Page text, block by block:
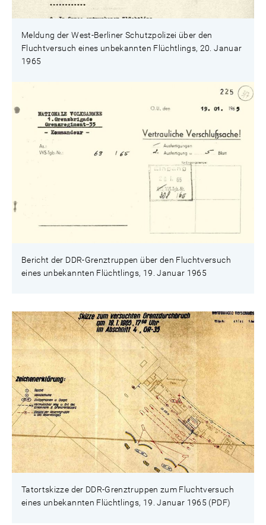
Meldung der West-Berliner Schutzpolizei über den
Fluchtversuch eines unbekannten Flüchtlings, 20. Januar
1965
Bericht der DDR-Grenztruppen über den Fluchtversuch
eines unbekannten Flüchtlings, 19. Januar 1965
Tatortskizze der DDR-Grenztruppen zum Fluchtversuch
eines unbekannten Flüchtlings, 19. Januar 1965 (PDF)